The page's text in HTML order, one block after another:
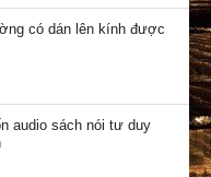
có dán lên kính được
audio sách nói tư duy